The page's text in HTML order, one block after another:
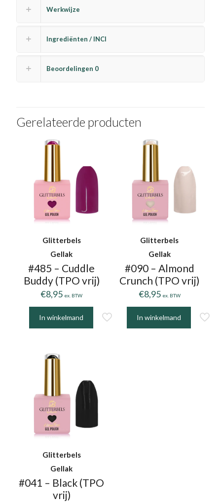
Werkwijze
Ingrediënten / INCI
Beoordelingen 0
Gerelateerde producten
Glitterbels
Gellak
#485 – Cuddle
Buddy (TPO vrij)
€8,95 ex. BTW
In winkelmand
Glitterbels
Gellak
#090 – Almond
Crunch (TPO vrij)
€8,95 ex. BTW
In winkelmand
Glitterbels
Gellak
#041 – Black (TPO
vrij)